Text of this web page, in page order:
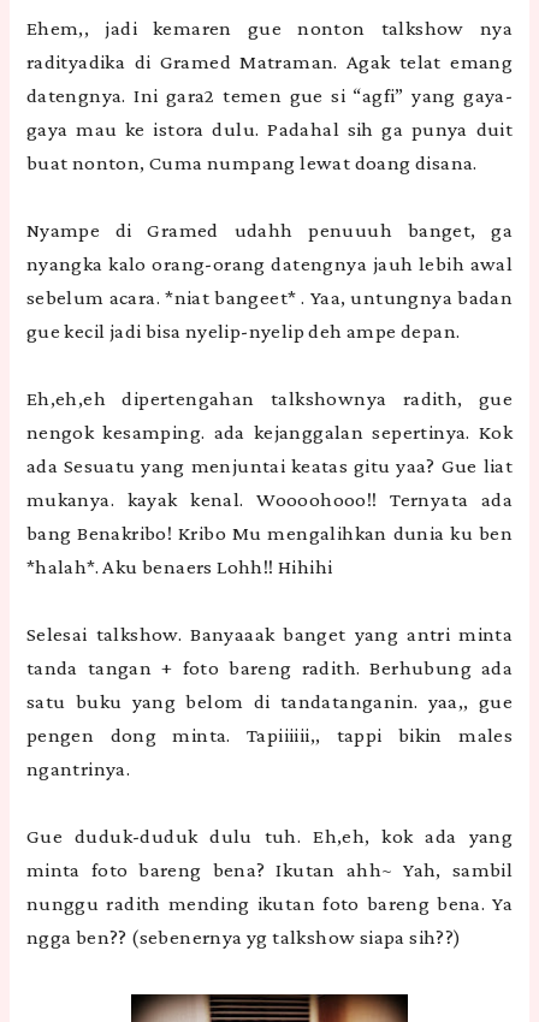
Ehem,, jadi kemaren gue nonton talkshow nya
radityadika di Gramed Matraman. Agak telat emang
datengnya. Ini gara2 temen gue si “agfi” yang gaya-
gaya mau ke istora dulu. Padahal sih ga punya duit
buat nonton, Cuma numpang lewat doang disana.
Nyampe di Gramed udahh penuuuh banget, ga
nyangka kalo orang-orang datengnya jauh lebih awal
sebelum acara. *niat bangeet* . Yaa, untungnya badan
gue kecil jadi bisa nyelip-nyelip deh ampe depan.
Eh,eh,eh dipertengahan talkshownya radith, gue
nengok kesamping. ada kejanggalan sepertinya. Kok
ada Sesuatu yang menjuntai keatas gitu yaa? Gue liat
mukanya. kayak kenal. Woooohooo!! Ternyata ada
bang Benakribo! Kribo Mu mengalihkan dunia ku ben
*halah*. Aku benaers Lohh!! Hihihi
Selesai talkshow. Banyaaak banget yang antri minta
tanda tangan + foto bareng radith. Berhubung ada
satu buku yang belom di tandatanganin. yaa,, gue
pengen dong minta. Tapiiiiii,, tappi bikin males
ngantrinya.
Gue duduk-duduk dulu tuh. Eh,eh, kok ada yang
minta foto bareng bena? Ikutan ahh~ Yah, sambil
nunggu radith mending ikutan foto bareng bena. Ya
ngga ben?? (sebenernya yg talkshow siapa sih??)